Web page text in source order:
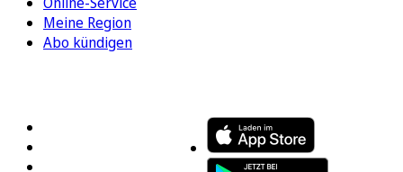
Meine Region
Abo kündigen